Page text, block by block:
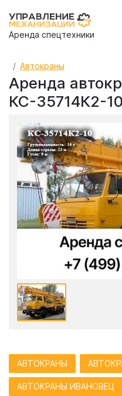
Аренда спецтехники
Автокраны
Аренда
КС-35714К2-10
АВТОКРАНЫ
АВТОКРАНЫ ИВАНОВЕЦ